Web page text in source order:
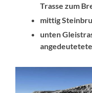
Trasse zum
mittig
unten